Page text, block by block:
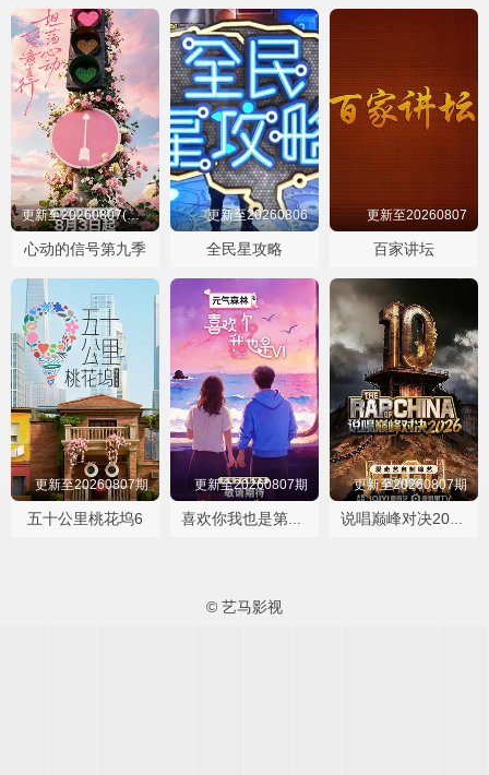
更新至20260807(第1期陪看上)
心动的信号第九季
更新至20260806
全民星攻略
更新至20260807
百家讲坛
更新至20260807期
五十公里桃花坞6
更新至20260807期
喜欢你我也是第六季
更新至20260807期
说唱巅峰对决2026
© 艺马影视